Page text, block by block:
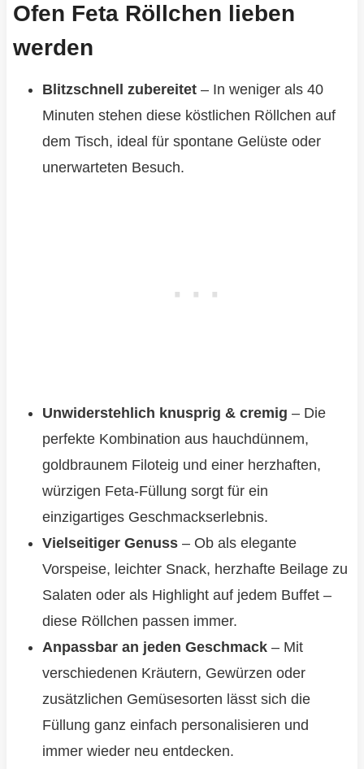
Ofen Feta Röllchen lieben
werden
Blitzschnell zubereitet– In weniger als 40
Minuten stehen diese köstlichen Röllchen auf
dem Tisch, ideal für spontane Gelüste oder
unerwarteten Besuch.
Unwiderstehlich knusprig & cremig – Die
perfekte Kombination aus hauchdünnem,
goldbraunem Filoteig und einer herzhaften,
würzigen Feta-Füllung sorgt für ein
einzigartiges Geschmackserlebnis.
Vielseitiger Genuss– Ob als elegante
Vorspeise, leichter Snack, herzhafte Beilage zu
Salaten oder als Highlight auf jedem Buffet –
diese Röllchen passen immer.
Anpassbar an jeden Geschmack– Mit
verschiedenen Kräutern, Gewürzen oder
zusätzlichen Gemüsesorten lässt sich die
Füllung ganz einfach personalisieren und
immer wieder neu entdecken.